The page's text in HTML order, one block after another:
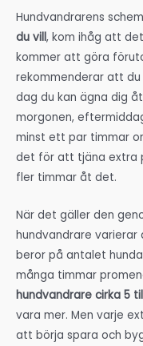
Hundvandrarens
du vill, kom ihåg att
kommer att göra
rekommenderar att
dag du kan ägna dig
morgonen,
minst ett par timmar
det för att tjäna extra
fler timmar åt det.
När det gäller den
hundvandrare
beror på antalet
många timmar
hundvandrare cirka 5
vara mer. Men varje
att börja spara och